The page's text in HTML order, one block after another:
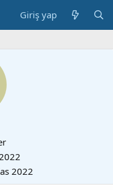
Giriş yap
2022